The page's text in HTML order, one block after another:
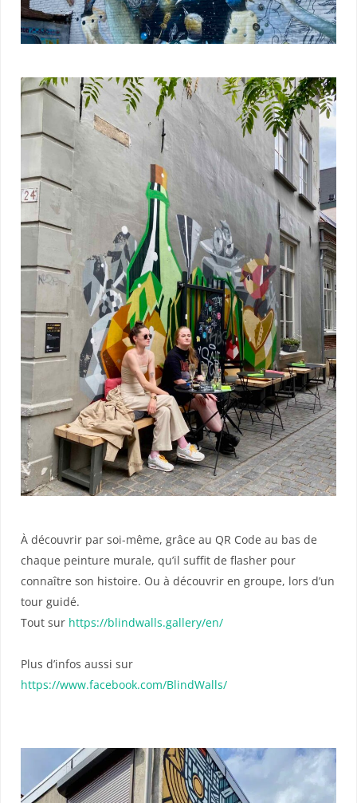
À découvrir par soi-même, grâce au QR Code au bas de
chaque peinture murale, qu’il suffit de flasher pour
connaître son histoire. Ou à découvrir en groupe, lors d’un
tour guidé.
Tout sur https://blindwalls.gallery/en/
Plus d’infos aussi sur
https://www.facebook.com/BlindWalls/